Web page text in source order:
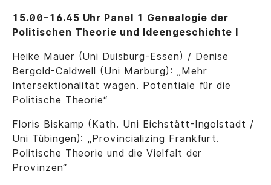
15.00-16.45 Uhr Panel 1 Genealogie der
Politischen Theorie und Ideengeschichte I
Heike Mauer (Uni Duisburg-Essen) / Denise
Bergold-Caldwell (Uni Marburg): „Mehr
Intersektionalität wagen. Potentiale für die
Politische Theorie“
Floris Biskamp (Kath. Uni Eichstätt-Ingolstadt /
Uni Tübingen): „Provincializing Frankfurt.
Politische Theorie und die Vielfalt der
Provinzen“